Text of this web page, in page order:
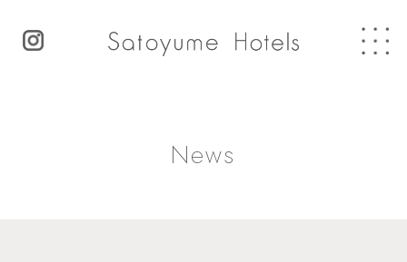
News